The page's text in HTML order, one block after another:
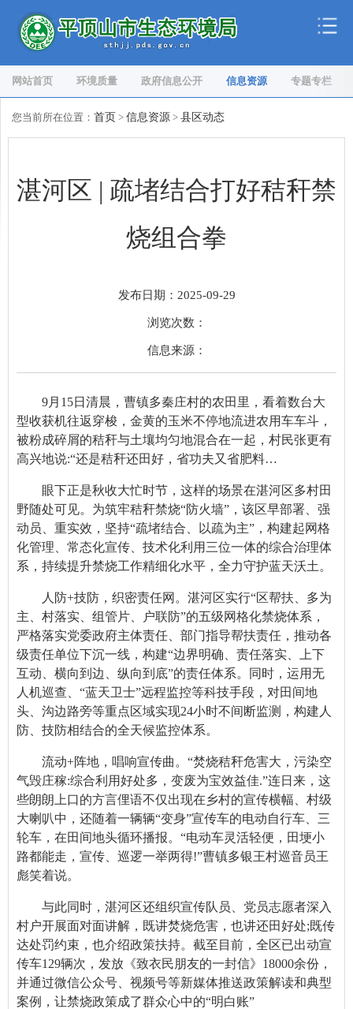
网站首页 环境质量 政府信息公开 信息资源 专题专栏
您当前所在位置： 首页 > 信息资源 > 县区动态
湛河区 | 疏堵结合打好秸秆禁
烧组合拳
发布日期：2025-09-29
浏览次数：
信息来源：
9月15日清晨，曹镇多秦庄村的农田里，看着数台大
型收获机往返穿梭，金黄的玉米不停地流进农用车车斗，
被粉成碎屑的秸秆与土壤均匀地混合在一起，村民张更有
高兴地说:“还是秸秆还田好，省功夫又省肥料…
眼下正是秋收大忙时节，这样的场景在湛河区多村田
野随处可见。为筑牢秸秆禁烧“防火墙”，该区早部署、强
动员、重实效，坚持“疏堵结合、以疏为主”，构建起网格
化管理、常态化宣传、技术化利用三位一体的综合治理体
系，持续提升禁烧工作精细化水平，全力守护蓝天沃土。
人防+技防，织密责任网。湛河区实行“区帮扶、多为
主、村落实、组管片、户联防”的五级网格化禁烧体系，
严格落实党委政府主体责任、部门指导帮扶责任，推动各
级责任单位下沉一线，构建“边界明确、责任落实、上下
互动、横向到边、纵向到底”的责任体系。同时，运用无
人机巡查、“蓝天卫士”远程监控等科技手段，对田间地
头、沟边路旁等重点区域实现24小时不间断监测，构建人
防、技防相结合的全天候监控体系。
流动+阵地，唱响宣传曲。“焚烧秸秆危害大，污染空
气毁庄稼:综合利用好处多，变废为宝效益佳.”连日来，这
些朗朗上口的方言俚语不仅出现在乡村的宣传横幅、村级
大喇叭中，还随着一辆辆“变身”宣传车的电动自行车、三
轮车，在田间地头循环播报。“电动车灵活轻便，田埂小
路都能走，宣传、巡逻一举两得!”曹镇多银王村巡音员王
彪笑着说。
与此同时，湛河区还组织宣传队员、党员志愿者深入
村户开展面对面讲解，既讲焚烧危害，也讲还田好处;既传
达处罚约束，也介绍政策扶持。截至目前，全区已出动宣
传车129辆次，发放《致衣民朋友的一封信》18000余份，
并通过微信公众号、视频号等新媒体推送政策解读和典型
案例，让禁烧政策成了群众心中的“明白账”